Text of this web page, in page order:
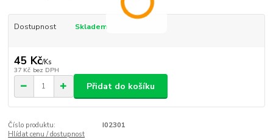
Dostupnost Skladem
45 Kč/Ks
37 Kč bez DPH
Přidat do košíku
Číslo produktu:
I02301
Hlídat cenu / dostupnost